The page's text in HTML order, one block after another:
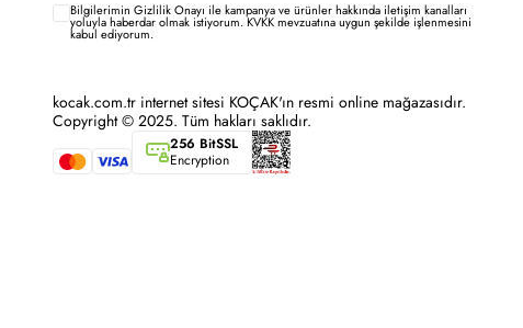
Bilgilerimin Gizlilik Onayı ile kampanya ve ürünler hakkında iletişim kanalları
yoluyla haberdar olmak istiyorum.KVKK mevzuatına uygun şekilde işlenmesini
kabul ediyorum.
kocak.com.tr internet sitesi KOÇAK'ın resmi online mağazasıdır.
Copyright © 2025. Tüm hakları saklıdır.
256 BitSSL
Encryption